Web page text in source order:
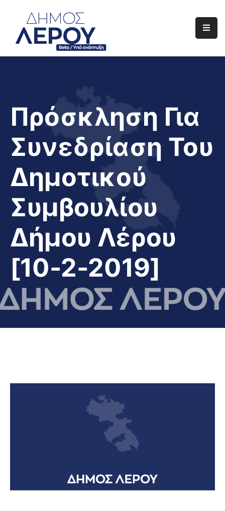
Αρχική
Διαφάνεια
Το
Νησί
Μας
Πρόσκληση Για
Συνεδρίαση Του
Δημοτικού
Συμβουλίου
Δήμου Λέρου
[10-2-2019]